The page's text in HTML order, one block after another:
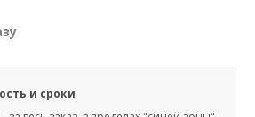
и сроки